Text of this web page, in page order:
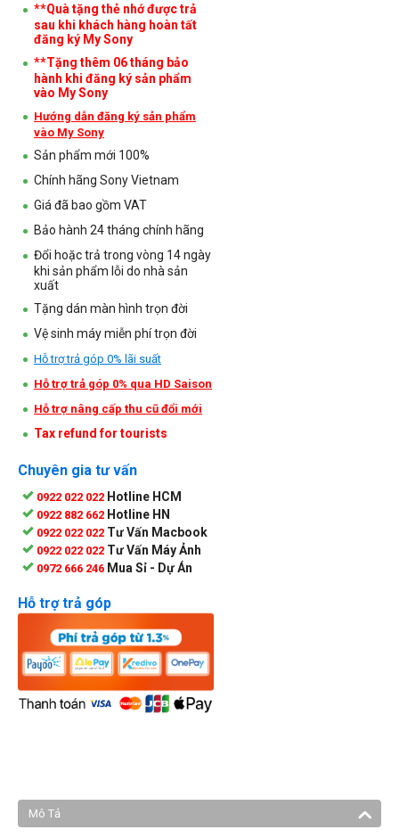
**Quà tặng thẻ nhớ được trả
sau khi khách hàng hoàn tất
đăng ký My Sony
**Tặng thêm 06 tháng bảo
hành khi đăng ký sản phẩm
vào My Sony
Hướng dẫn đăng ký sản phẩm
vào My Sony
Sản phẩm mới 100%
Chính hãng Sony Vietnam
Giá đã bao gồm VAT
Bảo hành 24 tháng chính hãng
Đổi hoặc trả trong vòng 14 ngày
khi sản phẩm lỗi do nhà sản
xuất
Tặng dán màn hình trọn đời
Vệ sinh máy miễn phí trọn đời
Hỗ trợ trả góp 0% lãi suất
Hỗ trợ trả góp 0% qua HD Saison
Hỗ trợ nâng cấp thu cũ đổi mới
Tax refund for tourists
Chuyên gia tư vấn
0922 022 022 Hotline HCM
0922 882 662 Hotline HN
0922 022 022 Tư Vấn Macbook
0922 022 022 Tư Vấn Máy Ảnh
0972 666 246 Mua Sỉ - Dự Án
Hỗ trợ trả góp
Mô Tả